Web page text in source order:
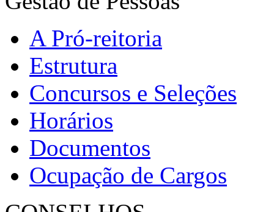
A Pró-reitoria
Estrutura
Concursos e Seleções
Horários
Documentos
Ocupação de Cargos